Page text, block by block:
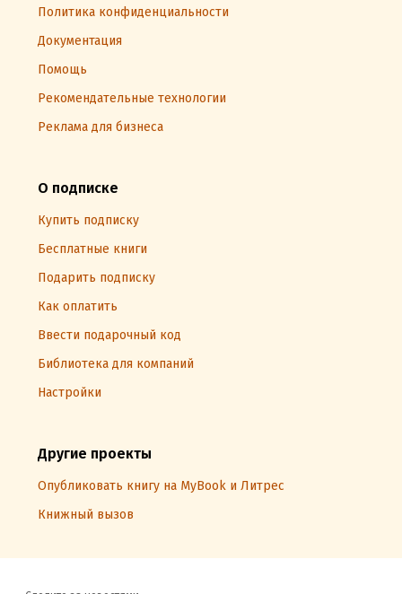
Политика конфиденциальности
Документация
Помощь
Рекомендательные технологии
Реклама для бизнеса
О подписке
Купить подписку
Бесплатные книги
Подарить подписку
Как оплатить
Ввести подарочный код
Библиотека для компаний
Настройки
Другие проекты
Опубликовать книгу на MyBook и Литрес
Книжный вызов